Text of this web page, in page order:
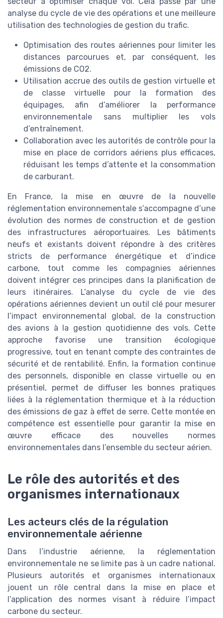
analyse du cycle de vie des opérations et une meilleure
utilisation des technologies de gestion du trafic.
Optimisation des routes aériennes pour limiter les
distances parcourues et, par conséquent, les
émissions de CO2.
Utilisation accrue des outils de gestion virtuelle et
de classe virtuelle pour la formation des
équipages, afin d’améliorer la performance
environnementale sans multiplier les vols
d’entraînement.
Collaboration avec les autorités de contrôle pour la
mise en place de corridors aériens plus efficaces,
réduisant les temps d’attente et la consommation
de carburant.
En France, la mise en œuvre de la nouvelle
réglementation environnementale s’accompagne d’une
évolution des normes de construction et de gestion
des infrastructures aéroportuaires. Les bâtiments
neufs et existants doivent répondre à des critères
stricts de performance énergétique et d’indice
carbone, tout comme les compagnies aériennes
doivent intégrer ces principes dans la planification de
leurs itinéraires. L’analyse du cycle de vie des
opérations aériennes devient un outil clé pour mesurer
l’impact environnemental global, de la construction
des avions à la gestion quotidienne des vols. Cette
approche favorise une transition écologique
progressive, tout en tenant compte des contraintes de
sécurité et de rentabilité. Enfin, la formation continue
des personnels, disponible en classe virtuelle ou en
présentiel, permet de diffuser les bonnes pratiques
liées à la réglementation thermique et à la réduction
des émissions de gaz à effet de serre. Cette montée en
compétence est essentielle pour garantir la mise en
œuvre efficace des nouvelles normes
environnementales dans l’ensemble du secteur aérien.
Le rôle des autorités et des
organismes internationaux
Les acteurs clés de la régulation
environnementale aérienne
Dans l’industrie aérienne, la réglementation
environnementale ne se limite pas à un cadre national.
Plusieurs autorités et organismes internationaux
jouent un rôle central dans la mise en place et
l’application des normes visant à réduire l’impact
carbone du secteur.